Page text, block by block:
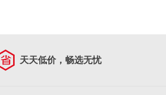
天天低价，畅选无忧